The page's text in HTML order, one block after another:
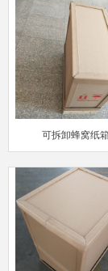
可拆卸蜂窝纸